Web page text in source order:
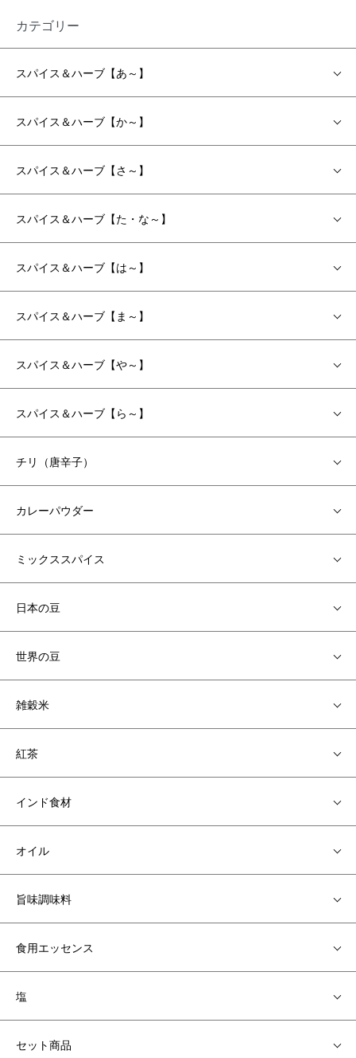
カテゴリー
スパイス＆ハーブ【あ～】
スパイス＆ハーブ【か～】
スパイス＆ハーブ【さ～】
スパイス＆ハーブ【た・な～】
スパイス＆ハーブ【は～】
スパイス＆ハーブ【ま～】
スパイス＆ハーブ【や～】
スパイス＆ハーブ【ら～】
チリ（唐辛子）
カレーパウダー
ミックススパイス
日本の豆
世界の豆
雑穀米
紅茶
インド食材
オイル
旨味調味料
食用エッセンス
塩
セット商品